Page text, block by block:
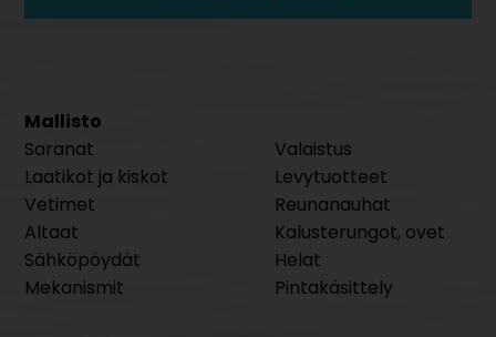
Mallisto
Saranat
Laatikot ja kiskot
Vetimet
Altaat
Sähköpöydät
Mekanismit
Valaistus
Levytuotteet
Reunanauhat
Kalusterungot, ovet
Helat
Pintakäsittely